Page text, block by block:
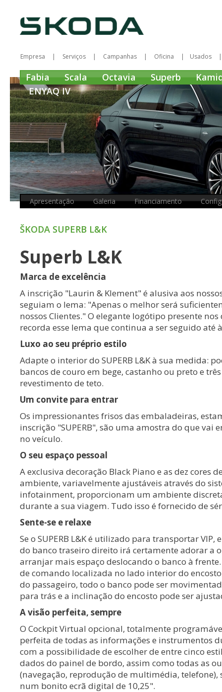
Empresa Serviços Campanhas Oficina Usados
Fabia Scala Octavia Superb
ENYAQ IV
Apresentação Galeria Financiamento
ŠKODA SUPERB L&K
Superb L&K
Marca de excelência
A inscrição "Laurin & Klement" é alusiva aos
seguiam o lema: "Apenas o melhor será
nossos Clientes." O elegante logótipo presente
recorda esse lema que continua a ser seguido até
Luxo ao seu préprio estilo
Adapte o interior do SUPERB L&K à sua medida:
bancos de couro em bege, castanho ou preto e
revestimento de teto.
Um convite para entrar
Os impressionantes frisos das embaladeiras,
inscrição "SUPERB", são uma amostra do que vai
no veículo.
O seu espaço pessoal
A exclusiva decoração Black Piano e as dez cores
ambiente, variavelmente ajustáveis através do
infotainment, proporcionam um ambiente
durante a sua viagem. Tudo isso é fornecido de
Sente-se e relaxe
Se o SUPERB L&K é utilizado para transportar VIP,
do banco traseiro direito irá certamente adorar a
arranjar mais espaço deslocando o banco à
de comando localizada no lado interior do
do passageiro, todo o banco pode ser
para trás e a inclinação do encosto pode ser
A visão perfeita, sempre
O Cockpit Virtual opcional, totalmente
perfeita de todas as informações e instrumentos
com a possibilidade de escolher de entre cinco
dados do painel de bordo, assim como todas as
(navegação, reprodução de multimédia, telefone),
num bonito ecrã digital de 10,25".